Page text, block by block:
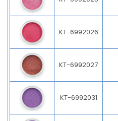
KT-6992026
KT-6992027
KT-6992031